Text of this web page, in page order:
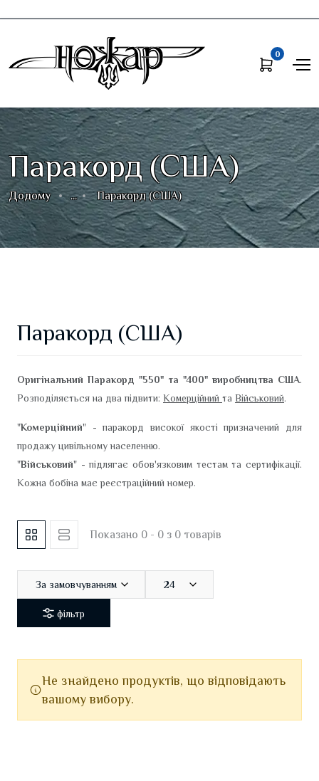
0
Паракорд (США)
Додому ... Паракорд (США)
Паракорд (США)
Оригінальний Паракорд "550" та "400" виробництва США.
Розподіляється на два підвити: Комерційний та Військовий.
"Комерційний" - паракорд високої якості призначений для
продажу цивільному населенню.
"Військовий" - підлягає обов'язковим тестам та сертифікації.
Кожна бобіна має реєстраційний номер.
Показано 0 - 0 з 0 товарів
За замовчуванням 24
фільтр
Не знайдено продуктів, що відповідають
вашому вибору.